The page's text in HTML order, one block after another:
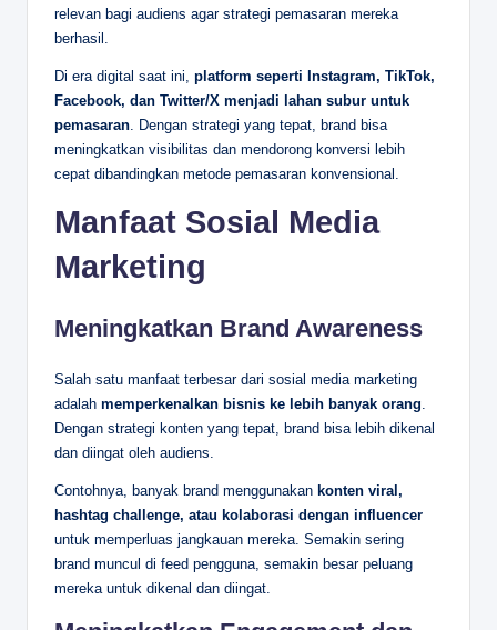
relevan bagi audiens agar strategi pemasaran mereka
berhasil.
Di era digital saat ini, platform seperti Instagram, TikTok,
Facebook, dan Twitter/X menjadi lahan subur untuk
pemasaran. Dengan strategi yang tepat, brand bisa
meningkatkan visibilitas dan mendorong konversi lebih
cepat dibandingkan metode pemasaran konvensional.
Manfaat Sosial Media
Marketing
Meningkatkan Brand Awareness
Salah satu manfaat terbesar dari sosial media marketing
adalah memperkenalkan bisnis ke lebih banyak orang.
Dengan strategi konten yang tepat, brand bisa lebih dikenal
dan diingat oleh audiens.
Contohnya, banyak brand menggunakan konten viral,
hashtag challenge, atau kolaborasi dengan influencer
untuk memperluas jangkauan mereka. Semakin sering
brand muncul di feed pengguna, semakin besar peluang
mereka untuk dikenal dan diingat.